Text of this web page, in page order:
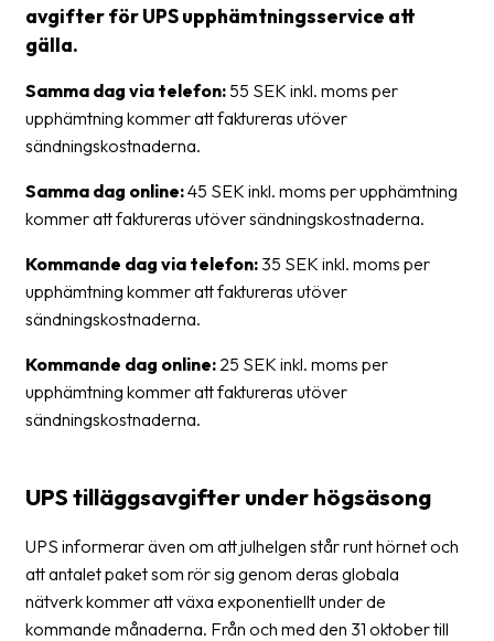
scanner
About
the
company
About
Media
Coworkers
Job
&
career
archive
Contact
us
avgifter för UPS upphämtningsservice att
gälla.
Samma dag via telefon: 55 SEK inkl. moms per
upphämtning kommer att faktureras utöver
sändningskostnaderna.
Samma dag online:45 SEK inkl. moms per upphämtning
kommer att faktureras utöver sändningskostnaderna.
Kommande dag via telefon: 35 SEK inkl. moms per
upphämtning kommer att faktureras utöver
sändningskostnaderna.
Kommande dag online: 25 SEK inkl. moms per
upphämtning kommer att faktureras utöver
sändningskostnaderna.
UPS tilläggsavgifter under högsäsong
UPS informerar även om att julhelgen står runt hörnet och
att antalet paket som rör sig genom deras globala
nätverk kommer att växa exponentiellt under de
kommande månaderna. Från och med den 31 oktober till